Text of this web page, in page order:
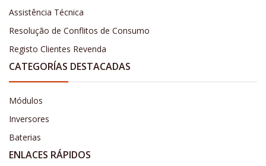
Assistência Técnica
Resolução de Conflitos de Consumo
Registo Clientes Revenda
CATEGORÍAS DESTACADAS
Módulos
Inversores
Baterias
ENLACES RÁPIDOS